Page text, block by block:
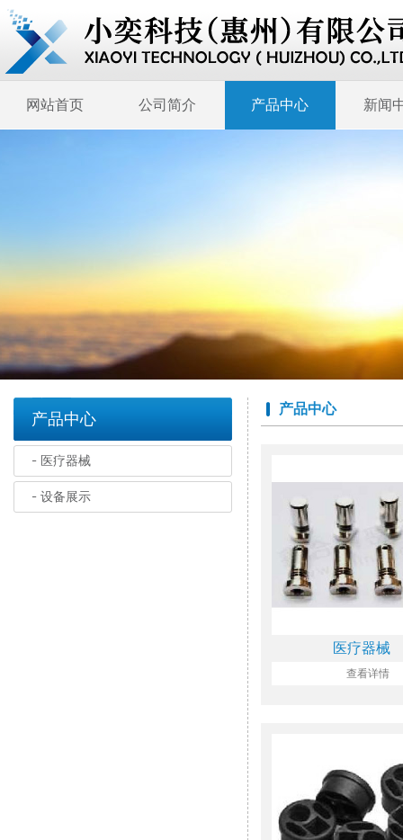
网站首页 公司简介
人才招聘
产品中心 新闻
产品中心
医疗器械
设备展示
产品中心
医疗器械
查看详情